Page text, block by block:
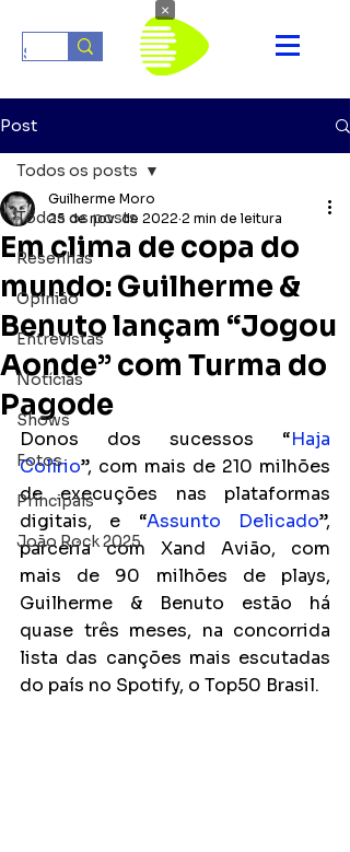
Post
Todos os posts
Resenhas
Opinião
Entrevistas
Notícias
Shows
Fotos
Principais
João Rock 2025
Todos os posts
Em clima de copa do
mundo: Guilherme &
Benuto lançam “Jogou
Aonde” com Turma do
Pagode
Guilherme Moro
25 de nov. de 2022 2 min de leitura
Donos dos sucessos “Haja
Colírio”, com mais de 210 milhões
de execuções nas plataformas
digitais, e “Assunto Delicado”,
parceria com Xand Avião, com
mais de 90 milhões de plays,
Guilherme & Benuto estão há
quase três meses, na concorrida
lista das canções mais escutadas
do país no Spotify, o Top50 Brasil.
×